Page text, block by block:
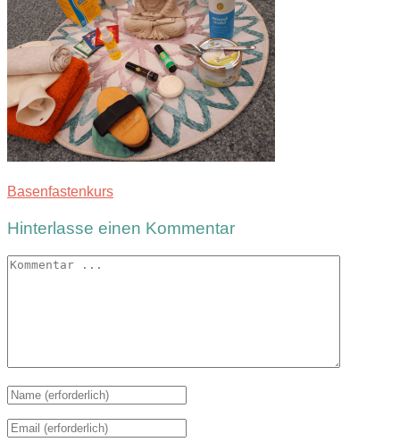
Basenfastenkurs
Hinterlasse einen Kommentar